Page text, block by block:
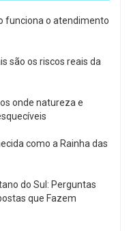
funciona o atendimento
são os riscos reais da
onde natureza e
como a Rainha das
do Sul: Perguntas
que Fazem